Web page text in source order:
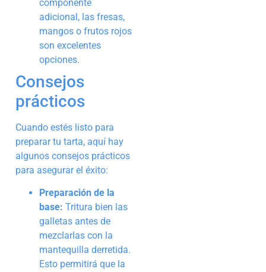
componente
adicional, las fresas,
mangos o frutos rojos
son excelentes
opciones.
Consejos
prácticos
Cuando estés listo para
preparar tu tarta, aquí hay
algunos consejos prácticos
para asegurar el éxito:
Preparación de la
base: Tritura bien las
galletas antes de
mezclarlas con la
mantequilla derretida.
Esto permitirá que la